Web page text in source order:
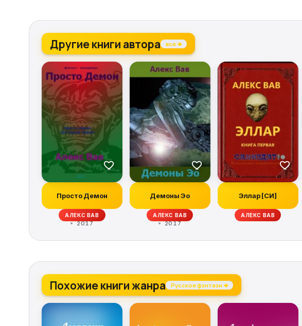
Другие книги автора все →
Просто Демон
АЛЕКС ВАВ
2017
Демоны Эо
АЛЕКС ВАВ
2017
Эллар [СИ]
АЛЕКС ВАВ
Похожие книги жанра Русское фэнтези →